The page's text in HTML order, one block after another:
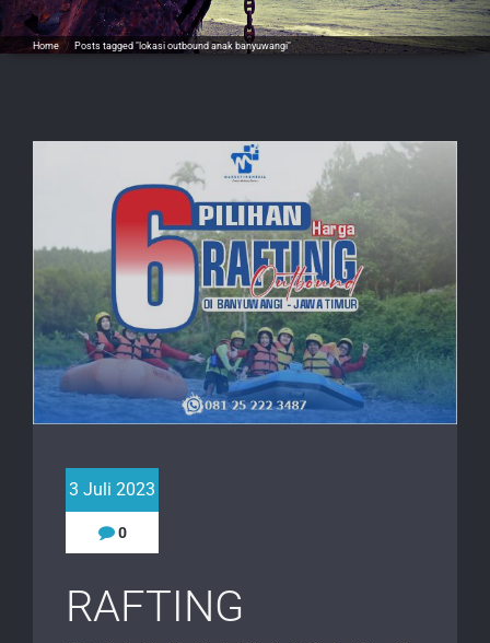
Home / Posts tagged "lokasi outbound anak banyuwangi"
3 Juli 2023
0
RAFTING